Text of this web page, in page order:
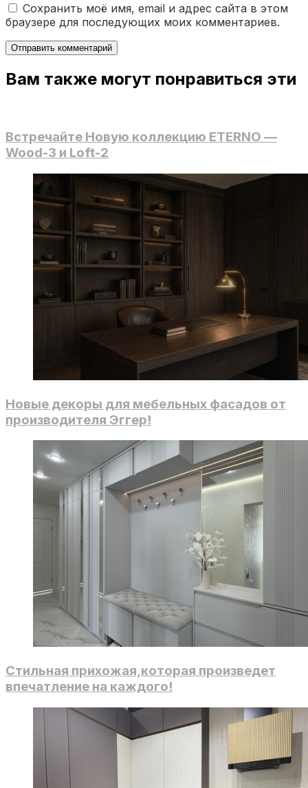
Сохранить моё имя, email и адрес сайта в этом
браузере для последующих моих комментариев.
Вам также могут понравиться эти
Встречайте Новую коллекцию ETERNO —
Wood-3 и Loft-2
Новые декоры для мебельных фасадов от
производителя Эггер!
Стильная прихожая,которая произведет
впечатление на каждого!